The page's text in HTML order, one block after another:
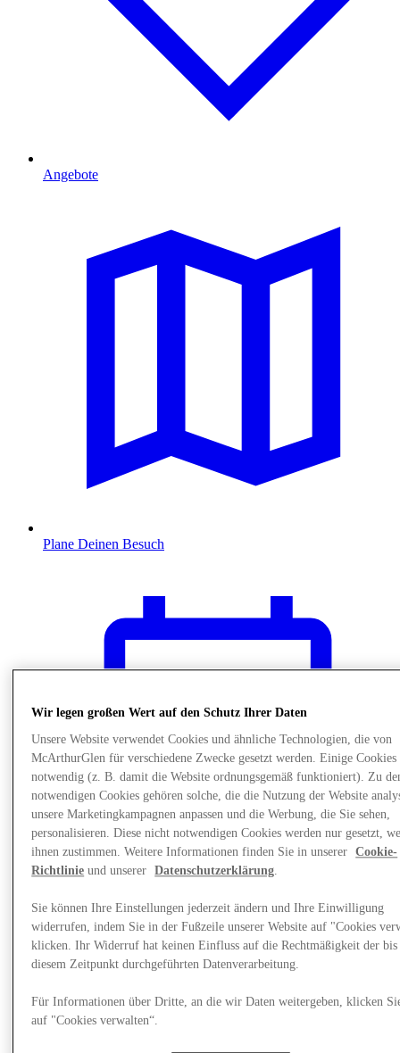
Angebote
Plane Deinen Besuch
News
Wir legen großen Wert auf den Schutz Ihrer Daten
Unsere Website verwendet Cookies und ähnliche Technologien, die von
McArthurGlen für verschiedene Zwecke gesetzt werden. Einige Cookies
notwendig (z. B. damit die Website ordnungsgemäß funktioniert). Zu
notwendigen Cookies gehören solche, die die Nutzung der Website
unsere Marketingkampagnen anpassen und die Werbung, die Sie sehen,
personalisieren. Diese nicht notwendigen Cookies werden nur gesetzt,
ihnen zustimmen. Weitere Informationen finden Sie in unserer
Cookie-
Richtlinie und unserer Datenschutzerklärung.
Sie können Ihre Einstellungen jederzeit ändern und Ihre Einwilligung
widerrufen, indem Sie in der Fußzeile unserer Website auf "Cookies
klicken. Ihr Widerruf hat keinen Einfluss auf die Rechtmäßigkeit der bis
diesem Zeitpunkt durchgeführten Datenverarbeitung.
Für Informationen über Dritte, an die wir Daten weitergeben, klicken
auf "Cookies verwalten“.